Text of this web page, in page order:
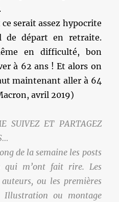
serait assez hypocrite
de départ en retraite.
en difficulté, bon
à 62 ans ! Et alors on
maintenant aller à 64
avril 2019)
SUIVEZ ET PARTAGEZ
de la semaine les posts
qui m’ont fait rire. Les
ou les premières
Illustration ou montage